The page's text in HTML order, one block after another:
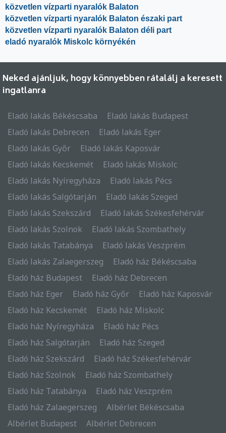
közvetlen vízparti nyaralók Balaton
közvetlen vízparti nyaralók Balaton északi part
közvetlen vízparti nyaralók Balaton déli part
eladó nyaralók Miskolc környékén
Neked ajánljuk, hogy könnyebben rátalálj a keresett
ingatlanra
Eladó lakás Békéscsaba
Eladó lakás Budapest
Eladó lakás Debrecen
Eladó lakás Eger
Eladó lakás Győr
Eladó lakás Kaposvár
Eladó lakás Kecskemét
Eladó lakás Miskolc
Eladó lakás Nyíregyháza
Eladó lakás Pécs
Eladó lakás Salgótarján
Eladó lakás Szeged
Eladó lakás Szekszárd
Eladó lakás Székesfehérvár
Eladó lakás Szolnok
Eladó lakás Szombathely
Eladó lakás Tatabánya
Eladó lakás Veszprém
Eladó lakás Zalaegerszeg
Eladó ház Békéscsaba
Eladó ház Budapest
Eladó ház Debrecen
Eladó ház Eger
Eladó ház Győr
Eladó ház Kaposvár
Eladó ház Kecskemét
Eladó ház Miskolc
Eladó ház Nyíregyháza
Eladó ház Pécs
Eladó ház Salgótarján
Eladó ház Szeged
Eladó ház Szekszárd
Eladó ház Székesfehérvár
Eladó ház Szolnok
Eladó ház Szombathely
Eladó ház Tatabánya
Eladó ház Veszprém
Eladó ház Zalaegerszeg
Albérlet Békéscsaba
Albérlet Budapest
Albérlet Debrecen